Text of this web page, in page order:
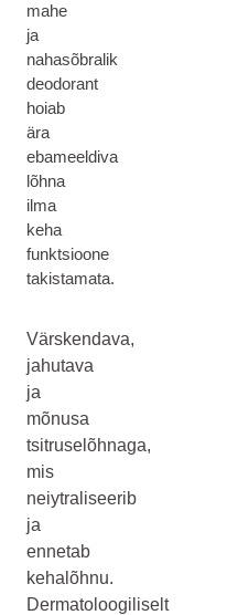
mahe
ja
nahasõbralik
deodorant
hoiab
ära
ebameeldiva
lõhna
ilma
keha
funktsioone
takistamata.
Värskendava,
jahutava
ja
mõnusa
tsitruselõhnaga,
mis
neiytraliseerib
ja
ennetab
kehalõhnu.
Dermatoloogiliselt